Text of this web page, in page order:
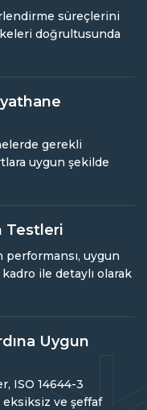
süreçlerini
doğrultusunda
gerekli
uygun şekilde
Testleri
performansı, uygun
ile detaylı olarak
Uygun
ISO 14644-3
eksiksiz ve şeffaf